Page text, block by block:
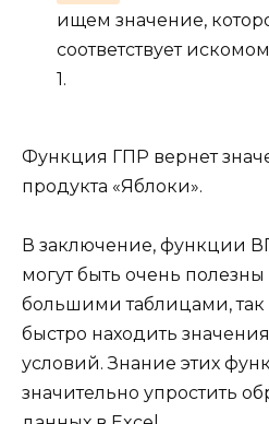
ищем значение,
соответствует
1.
Функция ГПР вернет
продукта «Яблоки».
В заключение, функции
могут быть очень
большими таблицами, так
быстро находить
условий. Знание этих
значительно упростить